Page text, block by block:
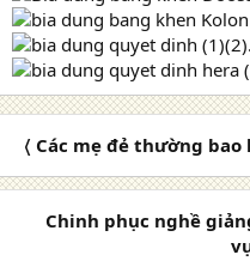
〈 Các mẹ đẻ thường
Chinh phục nghề